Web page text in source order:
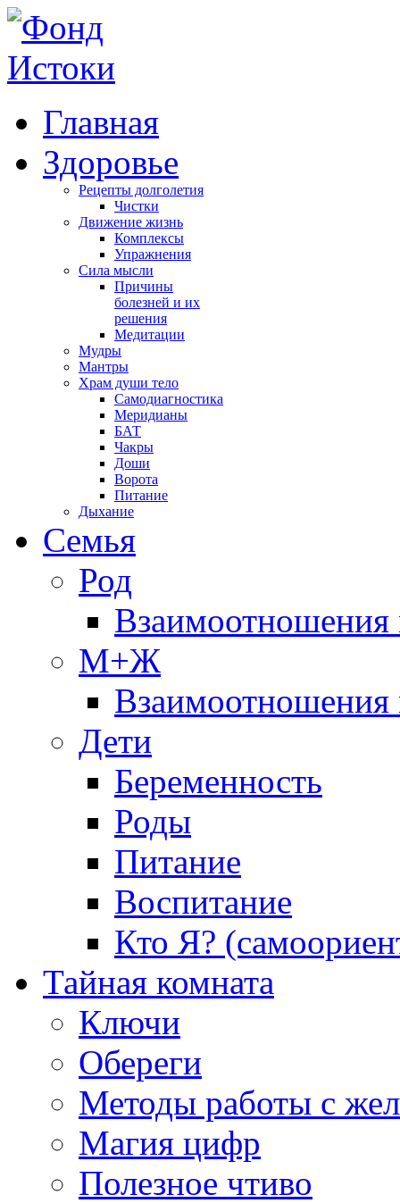
Главная
Здоровье
Рецепты долголетия
Чистки
Движение жизнь
Комплексы
Упражнения
Сила мысли
Причины
болезней и их
решения
Медитации
Мудры
Мантры
Храм души тело
Самодиагностика
Меридианы
БАТ
Чакры
Доши
Ворота
Питание
Дыхание
Семья
Род
М+Ж
Дети
Беременность
Роды
Питание
Воспитание
Кто Я?
Тайная комната
Ключи
Обереги
Методы работы с
Магия цифр
Полезное чтиво